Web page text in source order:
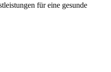
für eine gesunde